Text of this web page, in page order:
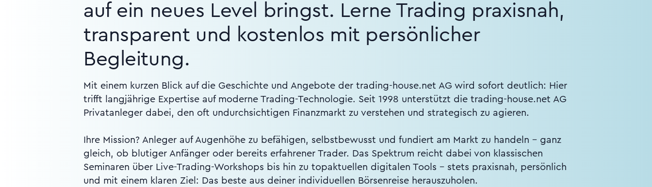
auf ein neues Level bringst. Lerne Trading praxisnah,
transparent und kostenlos mit persönlicher
Begleitung.
Mit einem kurzen Blick auf die Geschichte und Angebote der trading-house.net AG wird sofort deutlich: Hier
trifft langjährige Expertise auf moderne Trading-Technologie. Seit 1998 unterstützt die trading-house.net AG
Privatanleger dabei, den oft undurchsichtigen Finanzmarkt zu verstehen und strategisch zu agieren.
Ihre Mission? Anleger auf Augenhöhe zu befähigen, selbstbewusst und fundiert am Markt zu handeln – ganz
gleich, ob blutiger Anfänger oder bereits erfahrener Trader. Das Spektrum reicht dabei von klassischen
Seminaren über Live-Trading-Workshops bis hin zu topaktuellen digitalen Tools – stets praxisnah, persönlich
und mit einem klaren Ziel: Das beste aus deiner individuellen Börsenreise herauszuholen.